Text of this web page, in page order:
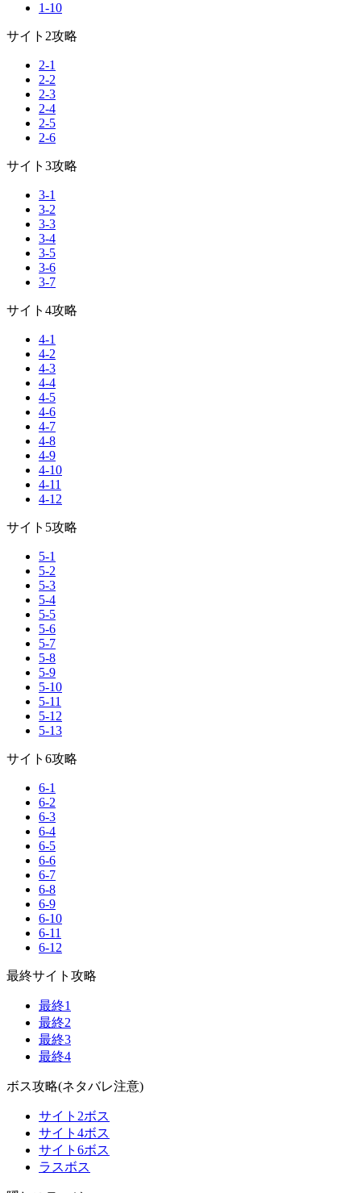
1-10
サイト2攻略
2-1
2-2
2-3
2-4
2-5
2-6
サイト3攻略
3-1
3-2
3-3
3-4
3-5
3-6
3-7
サイト4攻略
4-1
4-2
4-3
4-4
4-5
4-6
4-7
4-8
4-9
4-10
4-11
4-12
サイト5攻略
5-1
5-2
5-3
5-4
5-5
5-6
5-7
5-8
5-9
5-10
5-11
5-12
5-13
サイト6攻略
6-1
6-2
6-3
6-4
6-5
6-6
6-7
6-8
6-9
6-10
6-11
6-12
最終サイト攻略
最終1
最終2
最終3
最終4
ボス攻略(ネタバレ注意)
サイト2ボス
サイト4ボス
サイト6ボス
ラスボス